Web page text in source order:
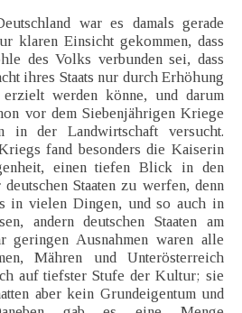
war es damals gerade
klaren Einsicht gekommen, dass
des Volks verbunden sei, dass
ihres Staats nur durch Erhöhung
erzielt werden könne, und darum
vor dem Siebenjährigen Kriege
in der Landwirtschaft versucht.
fand besonders die Kaiserin
einen tiefen Blick in den
Staaten zu werfen, denn
in vielen Dingen, und so auch in
andern deutschen Staaten am
geringen Ausnahmen waren alle
Mähren und Unterösterreich
auf tiefster Stufe der Kultur; sie
aber kein Grundeigentum und